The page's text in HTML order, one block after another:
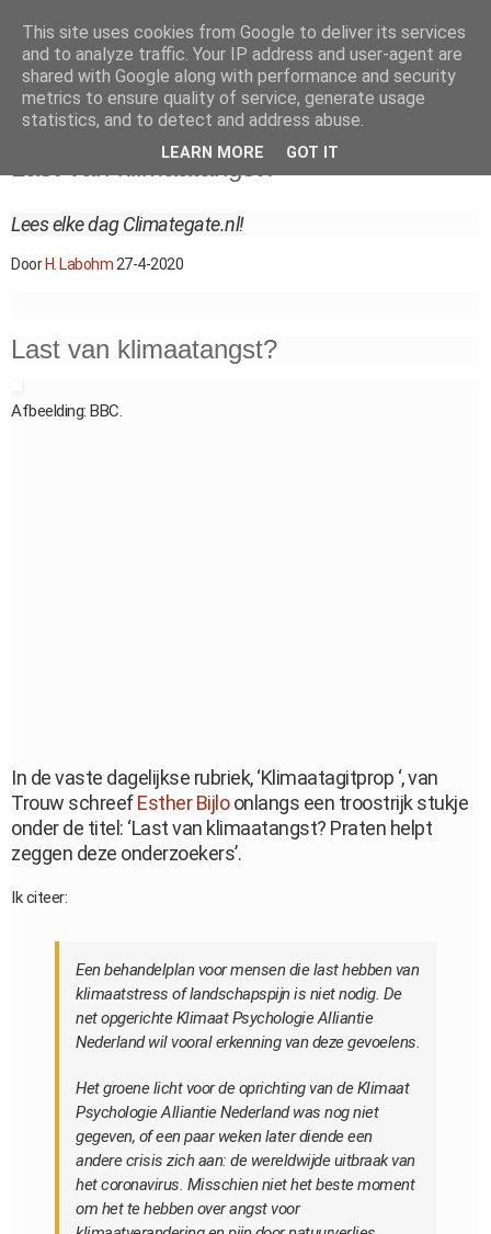
maandag 27 april 2020
Last van klimaatangst?
Lees elke dag Climategate.nl!
Door H. Labohm 27-4-2020
Last van klimaatangst?
Afbeelding: BBC.
In de vaste dagelijkse rubriek, ‘Klimaatagitprop ‘, van
Trouw schreefEsther Bijloonlangs een troostrijk stukje
onder de titel: ‘Last van klimaatangst? Praten helpt
zeggen deze onderzoekers’.
Ik citeer:
Een behandelplan voor mensen die last hebben van
klimaatstress of landschapspijn is niet nodig. De
net opgerichte Klimaat Psychologie Alliantie
Nederland wil vooral erkenning van deze gevoelens.
Het groene licht voor de oprichting van de Klimaat
Psychologie Alliantie Nederland was nog niet
gegeven, of een paar weken later diende een
andere crisis zich aan: de wereldwijde uitbraak van
het coronavirus. Misschien niet het beste moment
om het te hebben over angst voor
This site uses cookies from Google to deliver its services
and to analyze traffic. Your IP address and user-agent are
shared with Google along with performance and security
metrics to ensure quality of service, generate usage
statistics, and to detect and address abuse.
LEARN MORE GOT IT